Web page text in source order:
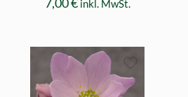
inkl. MwSt.